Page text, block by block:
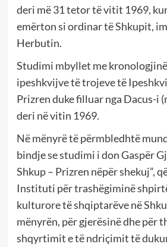
deri më 31 tetor të vitit 1969,
emërton si ordinar të Shkupit,
Herbutin.
Studimi mbyllet me
ipeshkvijve të trojeve të
Prizren duke filluar nga Dacus-i
deri në vitin 1969.
Në mënyrë të përmbledhtë
bindje se studimi i don Gaspër
Shkup – Prizren nëpër shekuj”,
Instituti për trashëgiminë
kulturore të shqiptarëve në
mënyrën, për gjerësinë dhe për
shqyrtimit e të ndriçimit të